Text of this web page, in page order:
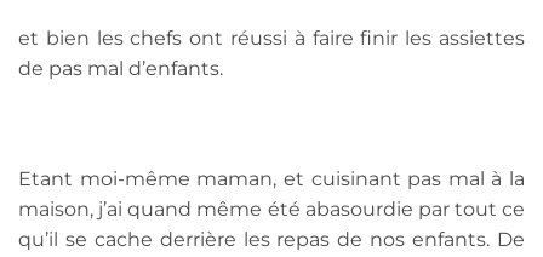
et bien les chefs ont réussi à faire finir les assiettes
de pas mal d’enfants.
Etant moi-même maman, et cuisinant pas mal à la
maison, j’ai quand même été abasourdie par tout ce
qu’il se cache derrière les repas de nos enfants. De